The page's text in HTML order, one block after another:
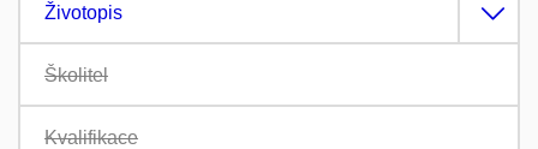
Životopis
Školitel
Kvalifikace